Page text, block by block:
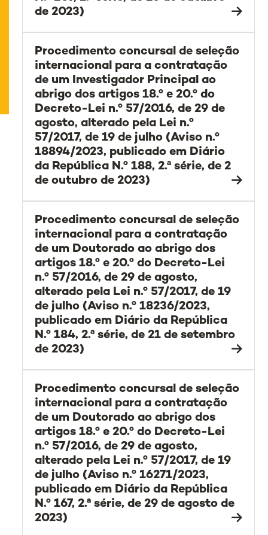
de 2023)
Procedimento concursal de seleção
internacional para a contratação
de um Investigador Principal ao
abrigo dos artigos 18.º e 20.º do
Decreto-Lei n.º 57/2016, de 29 de
agosto, alterado pela Lei n.º
57/2017, de 19 de julho (Aviso n.º
18894/2023, publicado em Diário
da República N.º 188, 2.ª série, de 2
de outubro de 2023)
Procedimento concursal de seleção
internacional para a contratação
de um Doutorado ao abrigo dos
artigos 18.º e 20.º do Decreto-Lei
n.º 57/2016, de 29 de agosto,
alterado pela Lei n.º 57/2017, de 19
de julho (Aviso n.º 18236/2023,
publicado em Diário da República
N.º 184, 2.ª série, de 21 de setembro
de 2023)
Procedimento concursal de seleção
internacional para a contratação
de um Doutorado ao abrigo dos
artigos 18.º e 20.º do Decreto-Lei
n.º 57/2016, de 29 de agosto,
alterado pela Lei n.º 57/2017, de 19
de julho (Aviso n.º 16271/2023,
publicado em Diário da República
N.º 167, 2.ª série, de 29 de agosto de
2023)